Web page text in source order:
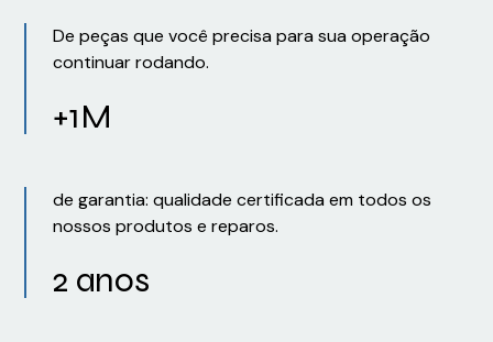
De peças que você precisa para sua operação
continuar rodando.
+1M
de garantia: qualidade certificada em todos os
nossos produtos e reparos.
2 anos